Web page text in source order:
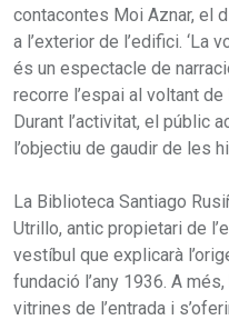
contacontes Moi Aznar, el
a l’exterior de l’edifici. ‘La
és un espectacle de
recorre l’espai al voltant
Durant l’activitat, el públic
l’objectiu de gaudir de les
La Biblioteca Santiago
Utrillo, antic propietari de
vestíbul que explicarà
fundació l’any 1936. A
vitrines de l’entrada i